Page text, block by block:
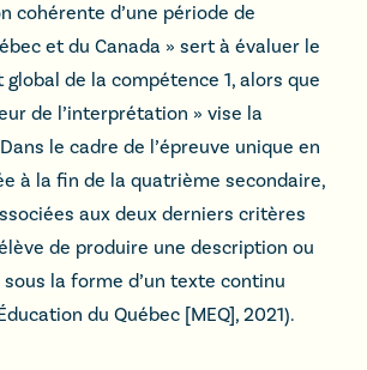
cohérente d’une période de
et du Canada » sert à évaluer le
de la compétence 1, alors que
de l’interprétation » vise la
le cadre de l’épreuve unique en
à la fin de la quatrième secondaire,
aux deux derniers critères
de produire une description ou
la forme d’un texte continu
du Québec [MEQ], 2021).